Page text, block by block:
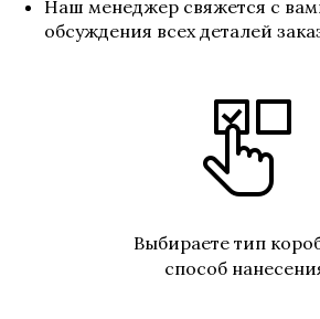
Наш менеджер свяжется с
обсуждения всех деталей
Выбираете тип
способ